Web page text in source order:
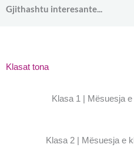
Gjithashtu interesante...
Klasat tona
Klasa 1 | Mësuesja
Klasa 2 | Mësuesja e